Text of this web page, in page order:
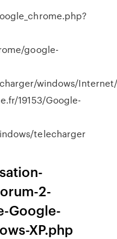
google-
windows/
19153/Google-
telecharger
2-
Google-
XP.php